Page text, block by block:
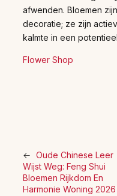
afwenden. Bloemen
decoratie; ze zijn
kalmte in een
Flower Shop
← Oude Chinese Leer
Wijst Weg: Feng Shui
Bloemen Rijkdom En
Harmonie Woning 2026